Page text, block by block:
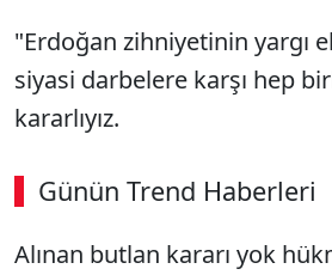
"Erdoğan zihniyetinin yargı
siyasi darbelere karşı hep
kararlıyız.
Günün Trend Haberleri
Alınan butlan kararı yok